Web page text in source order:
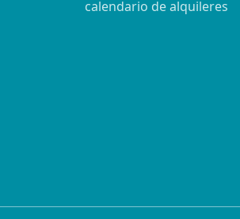
calendario de alquileres